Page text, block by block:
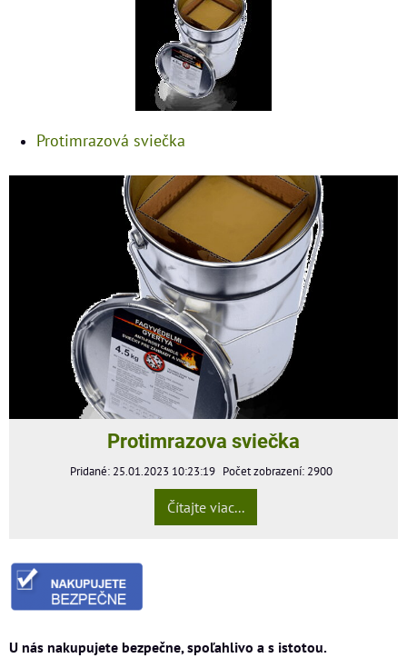
Protimrazová sviečka
Protimrazova sviečka
Pridané: 25.01.2023 10:23:19 Počet zobrazení: 2900
Čítajte viac...
U nás nakupujete bezpečne, spoľahlivo a s istotou.